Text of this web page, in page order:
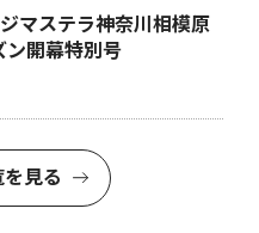
マステラ神奈川相模原
ン開幕特別号
見る